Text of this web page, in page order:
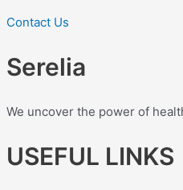
Contact Us
Serelia
We uncover the power of
USEFUL LINKS